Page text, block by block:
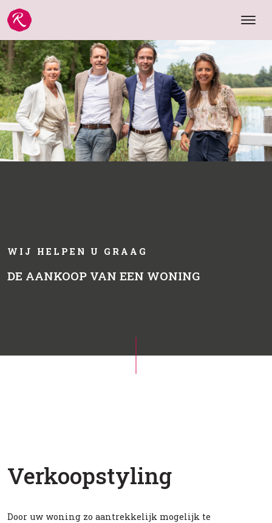
WIJ HELPEN U GRAAG
DE AANKOOP VAN EEN WONING
Verkoopstyling
Door uw woning zo aantrekkelijk mogelijk te